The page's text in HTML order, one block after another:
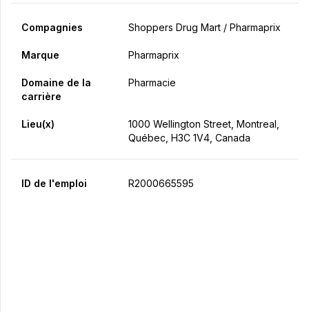
Compagnies Shoppers Drug Mart / Pharmaprix
Marque Pharmaprix
Domaine de la
carrière
Pharmacie
Lieu(x)
1000 Wellington Street, Montreal,
Québec, H3C 1V4, Canada
ID de l'emploi R2000665595